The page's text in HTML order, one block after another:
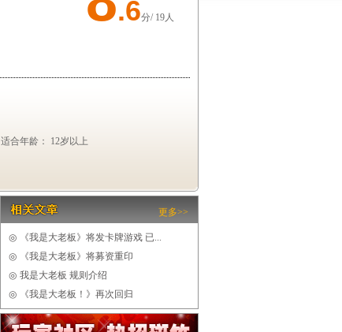
.6分/ 19人
适合年龄： 12岁以上
更多>>
◎
《我是大老板》将发卡牌游戏 已...
◎
《我是大老板》将募资重印
◎ 我是大老板 规则介绍
◎
《我是大老板！》再次回归